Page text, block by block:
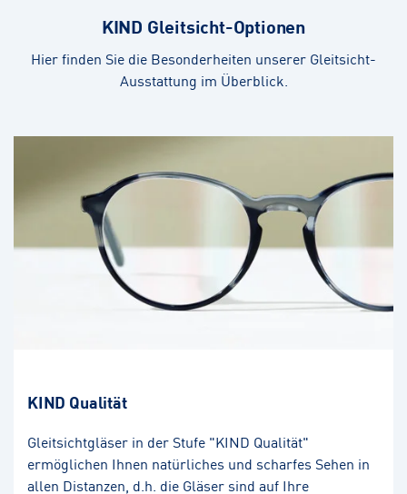
KIND Gleitsicht-Optionen
Hier finden Sie die Besonderheiten unserer Gleitsicht-
Ausstattung im Überblick.
KIND Qualität
Gleitsichtgläser in der Stufe "KIND Qualität"
ermöglichen Ihnen natürliches und scharfes Sehen in
allen Distanzen, d.h. die Gläser sind auf Ihre